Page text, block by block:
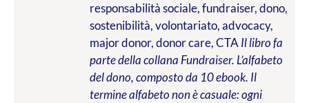
responsabilità sociale, fundraiser, dono,
sostenibilità, volontariato, advocacy,
major donor, donor care, CTA Il libro fa
parte della collana Fundraiser. L’alfabeto
del dono, composto da 10 ebook. Il
termine alfabeto non è casuale: ogni